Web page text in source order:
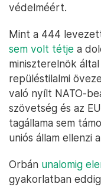
védelméért.
Mint a 444
sem volt tétje a
miniszterelnök
repüléstilalmi
való nyílt NATO-
szövetség és az
tagállama sem
uniós állam ellenzi
Orbán unalomig
gyakorlatban